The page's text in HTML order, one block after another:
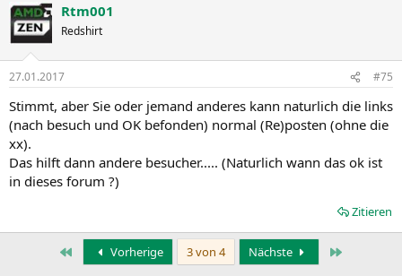
Rtm001
Redshirt
27.01.2017 #75
Stimmt, aber Sie oder jemand anderes kann naturlich die links
(nach besuch und OK befonden) normal (Re)posten (ohne die
xx).
Das hilft dann andere besucher..... (Naturlich wann das ok ist
in dieses forum ?)
Zitieren
Erste Vorherige 3 von 4 Nächste